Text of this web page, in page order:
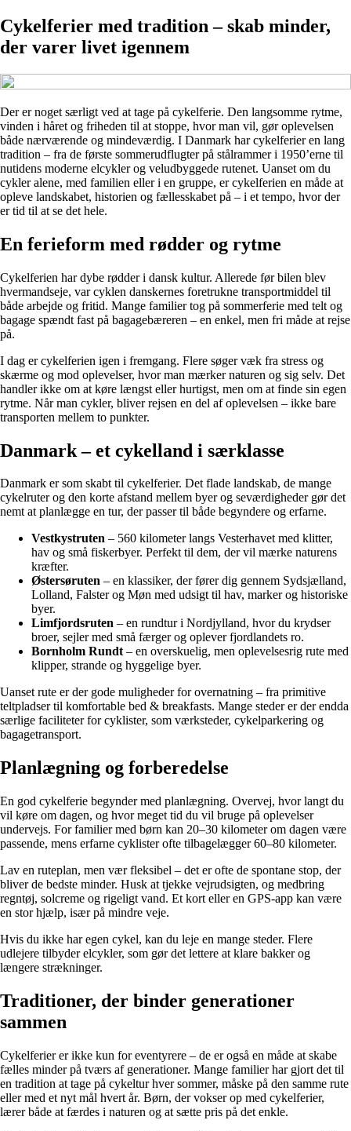
Cykelferier med tradition – skab minder,
der varer livet igennem
Der er noget særligt ved at tage på cykelferie. Den langsomme rytme,
vinden i håret og friheden til at stoppe, hvor man vil, gør oplevelsen
både nærværende og mindeværdig. I Danmark har cykelferier en lang
tradition – fra de første sommerudflugter på stålrammer i 1950’erne til
nutidens moderne elcykler og veludbyggede rutenet. Uanset om du
cykler alene, med familien eller i en gruppe, er cykelferien en måde at
opleve landskabet, historien og fællesskabet på – i et tempo, hvor der
er tid til at se det hele.
En ferieform med rødder og rytme
Cykelferien har dybe rødder i dansk kultur. Allerede før bilen blev
hvermandseje, var cyklen danskernes foretrukne transportmiddel til
både arbejde og fritid. Mange familier tog på sommerferie med telt og
bagage spændt fast på bagagebæreren – en enkel, men fri måde at rejse
på.
I dag er cykelferien igen i fremgang. Flere søger væk fra stress og
skærme og mod oplevelser, hvor man mærker naturen og sig selv. Det
handler ikke om at køre længst eller hurtigst, men om at finde sin egen
rytme. Når man cykler, bliver rejsen en del af oplevelsen – ikke bare
transporten mellem to punkter.
Danmark – et cykelland i særklasse
Danmark er som skabt til cykelferier. Det flade landskab, de mange
cykelruter og den korte afstand mellem byer og seværdigheder gør det
nemt at planlægge en tur, der passer til både begyndere og erfarne.
Vestkystruten – 560 kilometer langs Vesterhavet med klitter,
hav og små fiskerbyer. Perfekt til dem, der vil mærke naturens
kræfter.
Østersøruten – en klassiker, der fører dig gennem Sydsjælland,
Lolland, Falster og Møn med udsigt til hav, marker og historiske
byer.
Limfjordsruten – en rundtur i Nordjylland, hvor du krydser
broer, sejler med små færger og oplever fjordlandets ro.
Bornholm Rundt– en overskuelig, men oplevelsesrig rute med
klipper, strande og hyggelige byer.
Uanset rute er der gode muligheder for overnatning – fra primitive
teltpladser til komfortable bed & breakfasts. Mange steder er der endda
særlige faciliteter for cyklister, som værksteder, cykelparkering og
bagagetransport.
Planlægning og forberedelse
En god cykelferie begynder med planlægning. Overvej, hvor langt du
vil køre om dagen, og hvor meget tid du vil bruge på oplevelser
undervejs. For familier med børn kan 20–30 kilometer om dagen være
passende, mens erfarne cyklister ofte tilbagelægger 60–80 kilometer.
Lav en ruteplan, men vær fleksibel – det er ofte de spontane stop, der
bliver de bedste minder. Husk at tjekke vejrudsigten, og medbring
regntøj, solcreme og rigeligt vand. Et kort eller en GPS-app kan være
en stor hjælp, især på mindre veje.
Hvis du ikke har egen cykel, kan du leje en mange steder. Flere
udlejere tilbyder elcykler, som gør det lettere at klare bakker og
længere strækninger.
Traditioner, der binder generationer
sammen
Cykelferier er ikke kun for eventyrere – de er også en måde at skabe
fælles minder på tværs af generationer. Mange familier har gjort det til
en tradition at tage på cykeltur hver sommer, måske på den samme rute
eller med et nyt mål hvert år. Børn, der vokser op med cykelferier,
lærer både at færdes i naturen og at sætte pris på det enkle.